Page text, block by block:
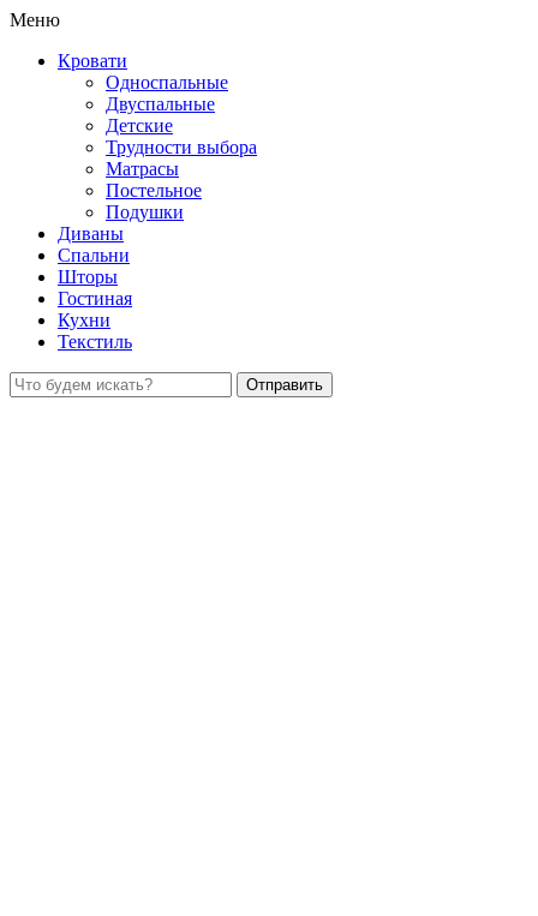
Меню
Кровати
Односпальные
Двуспальные
Детские
Трудности выбора
Матрасы
Постельное
Подушки
Диваны
Спальни
Шторы
Гостиная
Кухни
Текстиль